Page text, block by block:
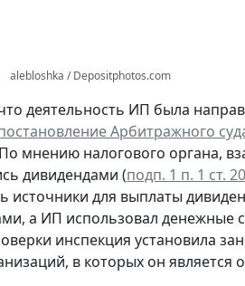
alebloshka / Depositphotos.com
деятельность ИП была
Арбитражного
мнению налогового органа,
дивидендами (подп. 1 п. 1 ст.
для выплаты
а ИП использовал денежные
инспекция установила
в которых он является